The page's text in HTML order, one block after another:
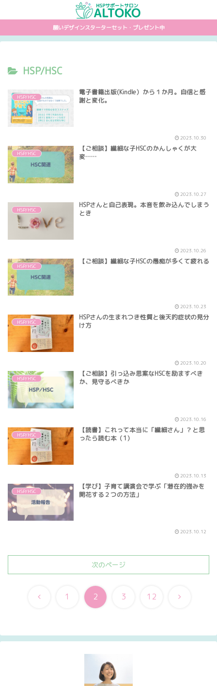
願いデザインスターターセット・プレゼント中
HSP/HSC
HSP/HSC
電子書籍出版(Kindle）から１か月。自信と感
謝と変化。
2023.10.30
HSP/HSC
【ご相談】繊細な子HSCのかんしゃくが大
変……
2023.10.27
HSP/HSC
HSPさんと自己表現。本音を飲み込んでしまう
とき
2023.10.26
HSP/HSC
【ご相談】繊細な子HSCの愚痴が多くて疲れる
2023.10.23
HSP/HSC
HSPさんの生まれつき性質と後天的症状の見分
け方
2023.10.20
HSP/HSC
【ご相談】引っ込み思案なHSCを励ますべき
か、見守るべきか
2023.10.16
HSP/HSC
【読書】これって本当に「繊細さん」？と思
ったら読む本（1）
2023.10.13
HSP/HSC
【学び】子育て講演会で学ぶ「潜在的強みを
開花する２つの方法」
2023.10.12
次のページ
前
1 2 3 12
次